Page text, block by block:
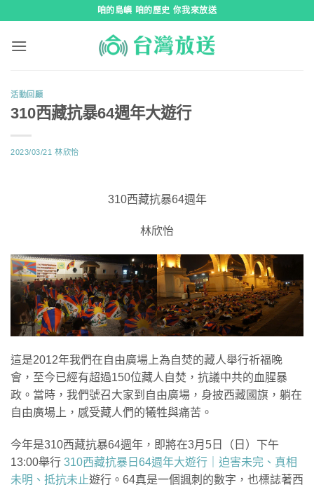
咱的島嶼 咱的歷史 你我來放送
活動回顧
310西藏抗暴64週年大遊行
2023/03/21 林欣怡
310西藏抗暴64週年
林欣怡
這是2012年我們在自由廣場上為自焚的藏人舉行祈福晚
會，至今已經有超過150位藏人自焚，抗議中共的血腥暴
政。當時，我們號召大家到自由廣場，身披西藏國旗，躺在
自由廣場上，感受藏人們的犧牲與痛苦。
今年是310西藏抗暴64週年，即將在3月5日（日）下午
13:00舉行 310西藏抗暴日64週年大遊行｜迫害未完、真相
未明、抵抗未止遊行。64真是一個諷刺的數字，也標誌著西